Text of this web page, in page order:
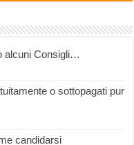
alcuni Consigli…
o sottopagati pur
candidarsi